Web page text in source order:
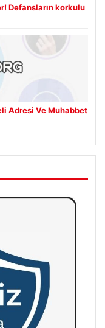
Defansların korkulu
Adresi Ve Muhabbet